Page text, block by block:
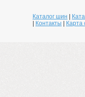
Каталог шин
Контакты Карта